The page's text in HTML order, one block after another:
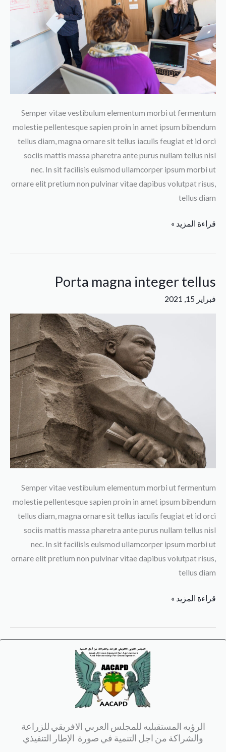
Semper vitae vestibulum elementum morbi ut fermentum
molestie pellentesque sapien proin in amet ipsum bibendum
tellus diam, magna ornare sit tellus iaculis feugiat et id orci
sociis mattis massa pharetra ante purus nullam tellus nisl
nec. In sit facilisis euismod ullamcorper ipsum morbi ut
ornare elit pretium non pulvinar vitae dapibus volutpat risus,
tellus diam
قراءة المزيد »
Porta magna integer tellus
فبراير 15, 2021
Semper vitae vestibulum elementum morbi ut fermentum
molestie pellentesque sapien proin in amet ipsum bibendum
tellus diam, magna ornare sit tellus iaculis feugiat et id orci
sociis mattis massa pharetra ante purus nullam tellus nisl
nec. In sit facilisis euismod ullamcorper ipsum morbi ut
ornare elit pretium non pulvinar vitae dapibus volutpat risus,
tellus diam
Porta
magna
قراءة المزيد »
الرؤيه المستقبليه للمجلس العربي الافريقي للزراعة
والشراكة من اجل التنمية في صورة الإطار التنفيذي